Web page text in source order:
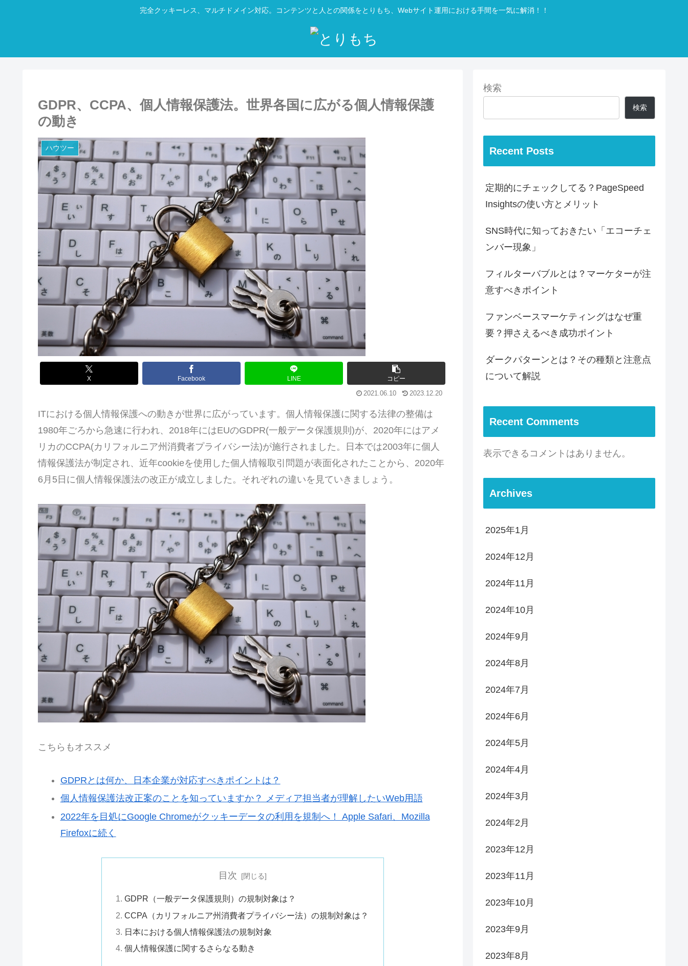
完全クッキーレス、マルチドメイン対応。コンテンツと人との関係をとりもち、Webサイト運用における手間を一気に解消！！
GDPR、CCPA、個人情報保護法。世界各国に広がる個人情報保護
の動き
ハウツー
X Facebook LINE コピー
2021.06.10 2023.12.20
ITにおける個人情報保護への動きが世界に広がっています。個人情報保護に関する法律の整備は
1980年ごろから急速に行われ、2018年にはEUのGDPR(一般データ保護規則)が、2020年にはアメ
リカのCCPA(カリフォルニア州消費者プライバシー法)が施行されました。日本では2003年に個人
情報保護法が制定され、近年cookieを使用した個人情報取引問題が表面化されたことから、2020年
6月5日に個人情報保護法の改正が成立しました。それぞれの違いを見ていきましょう。
こちらもオススメ
GDPRとは何か、日本企業が対応すべきポイントは？
個人情報保護法改正案のことを知っていますか？ メディア担当者が理解したいWeb用語
2022年を目処にGoogle Chromeがクッキーデータの利用を規制へ！ Apple Safari、Mozilla
Firefoxに続く
目次
GDPR（一般データ保護規則）の規制対象は？
CCPA（カリフォルニア州消費者プライバシー法）の規制対象は？
日本における個人情報保護法の規制対象
個人情報保護に関するさらなる動き
検索
検索
Recent Posts
定期的にチェックしてる？PageSpeed
Insightsの使い方とメリット
SNS時代に知っておきたい「エコーチェ
ンバー現象」
フィルターバブルとは？マーケターが注
意すべきポイント
ファンベースマーケティングはなぜ重
要？押さえるべき成功ポイント
ダークパターンとは？その種類と注意点
について解説
Recent Comments
表示できるコメントはありません。
Archives
2025年1月
2024年12月
2024年11月
2024年10月
2024年9月
2024年8月
2024年7月
2024年6月
2024年5月
2024年4月
2024年3月
2024年2月
2023年12月
2023年11月
2023年10月
2023年9月
2023年8月